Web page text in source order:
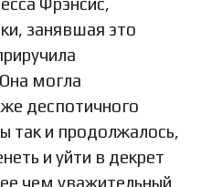
занявшая это
могла
деспотичного
так и продолжалось,
и уйти в декрет
чем уважительный